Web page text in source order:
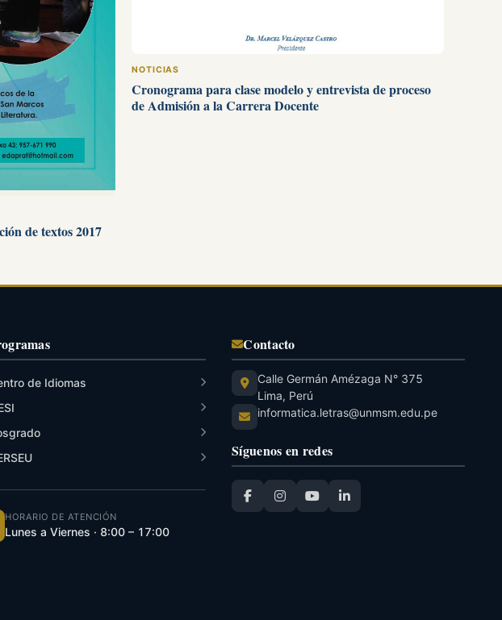
de textos 2017
NOTICIAS
Cronograma para clase modelo y entrevista de proceso
de Admisión a la Carrera Docente
de Idiomas
HORARIO DE ATENCIÓN
Lunes a Viernes · 8:00 – 17:00
Contacto
Calle Germán Amézaga N° 375
Lima, Perú
informatica.letras@unmsm.edu.pe
Síguenos en redes